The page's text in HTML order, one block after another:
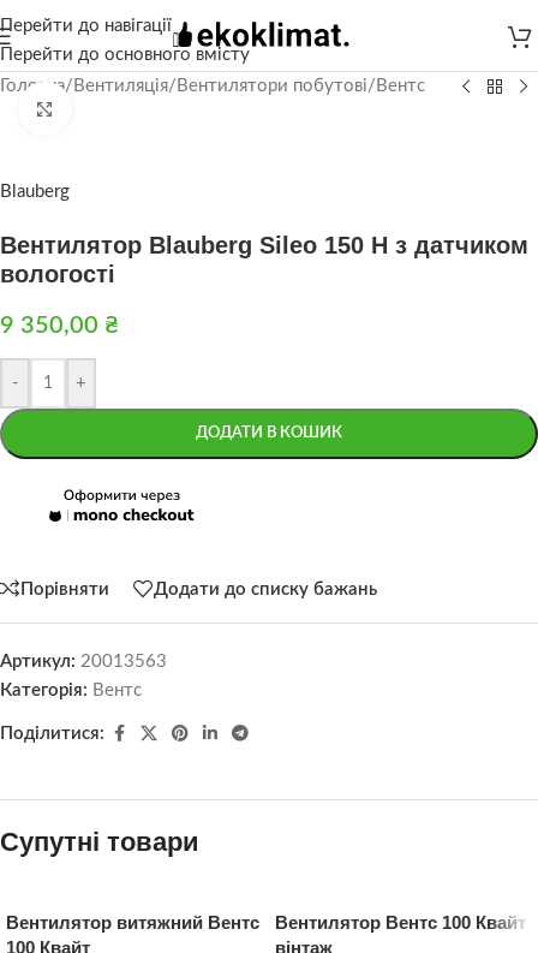
Перейти до навігації
Перейти до основного вмісту
Головна/ Вентиляція/ Вентилятори побутові/ Вентс
Blauberg
Вентилятор Blauberg Sileo 150 H з датчиком
вологості
9 350,00 ₴
- +
ДОДАТИ В КОШИК
Порівняти Додати до списку бажань
Артикул: 20013563
Категорія: Вентс
Поділитися:
Супутні товари
Вентилятор витяжний Вентс
100 Квайт
Вентилятор Вентс 100 Квайт
вінтаж